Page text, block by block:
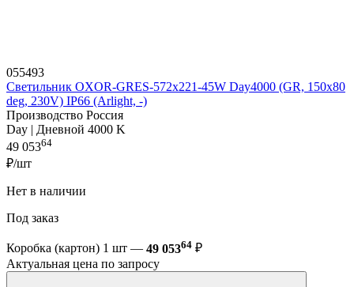
055493
Светильник OXOR-GRES-572х221-45W Day4000 (GR, 150x80
deg, 230V) IP66 (Arlight, -)
Производство Россия
Day | Дневной 4000 K
49 05364
₽/шт
Нет в наличии
Под заказ
Коробка (картон) 1 шт — 49 05364 ₽
Актуальная цена по запросу